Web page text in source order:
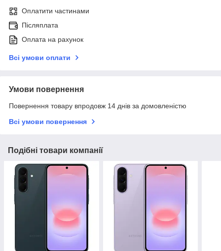
Оплатити частинами
Післяплата
Оплата на рахунок
Всі умови оплати
Умови повернення
Повернення товару впродовж 14 днів за домовленістю
Всі умови повернення
Подібні товари компанії